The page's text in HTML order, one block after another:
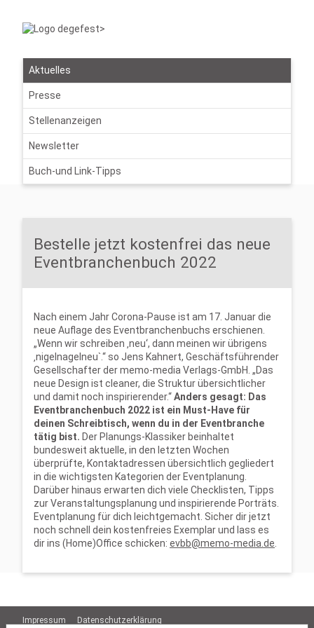
Aktuelles
Presse
Stellenanzeigen
Newsletter
Buch-und Link-Tipps
Bestelle jetzt kostenfrei das neue
Eventbranchenbuch 2022
Nach einem Jahr Corona-Pause ist am 17. Januar die
neue Auflage des Eventbranchenbuchs erschienen.
„Wenn wir schreiben ‚neu‘, dann meinen wir übrigens
‚nigelnagelneu`.“ so Jens Kahnert, Geschäftsführender
Gesellschafter der memo-media Verlags-GmbH. „Das
neue Design ist cleaner, die Struktur übersichtlicher
und damit noch inspirierender.“Anders gesagt: Das
Eventbranchenbuch 2022 ist ein Must-Have für
deinen Schreibtisch, wenn du in der Eventbranche
tätig bist. Der Planungs-Klassiker beinhaltet
bundesweit aktuelle, in den letzten Wochen
überprüfte, Kontaktadressen übersichtlich gegliedert
in die wichtigsten Kategorien der Eventplanung.
Darüber hinaus erwarten dich viele Checklisten, Tipps
zur Veranstaltungsplanung und inspirierende Porträts.
Eventplanung für dich leichtgemacht. Sicher dir jetzt
noch schnell dein kostenfreies Exemplar und lass es
dir ins (Home)Office schicken: evbb@memo-media.de
Impressum Datenschutzerklärung